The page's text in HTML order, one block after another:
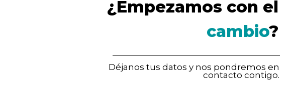
¿Empezamos con el
cambio?
Déjanos tus datos y nos pondremos en
contacto contigo.